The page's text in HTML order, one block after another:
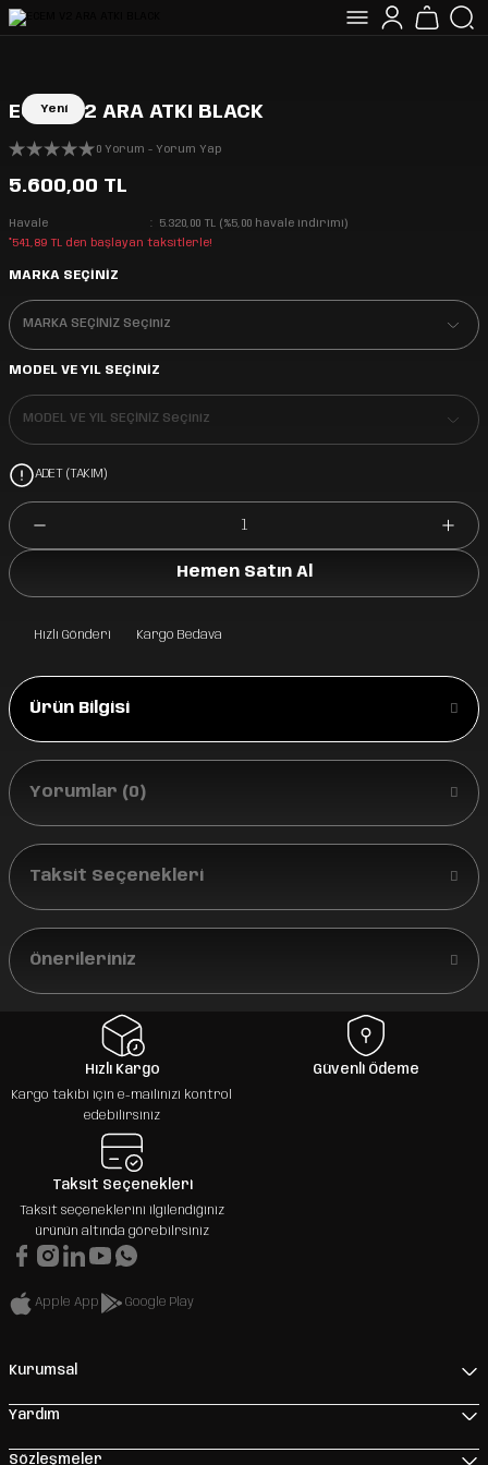
Yeni
ECEM V2 ARA ATKI BLACK
0 Yorum - Yorum Yap
5.600,00 TL
Havale
5.320,00 TL (%5,00 havale indirimi)
*541,89 TL den başlayan taksitlerle!
MARKA SEÇİNİZ
MODEL VE YIL SEÇİNİZ
ADET (TAKIM)
Hemen Satın Al
Hızlı Gönderi Kargo Bedava
Ürün Bilgisi
Yorumlar (0)
Taksit Seçenekleri
Önerileriniz
Hızlı Kargo
Kargo takibi için e-mailinizi kontrol
edebilirsiniz
Güvenli Ödeme
Taksit Seçenekleri
Taksit seçeneklerini ilgilendiğiniz
ürünün altında görebilrsiniz
Apple App Google Play
Kurumsal
Yardım
Sözleşmeler